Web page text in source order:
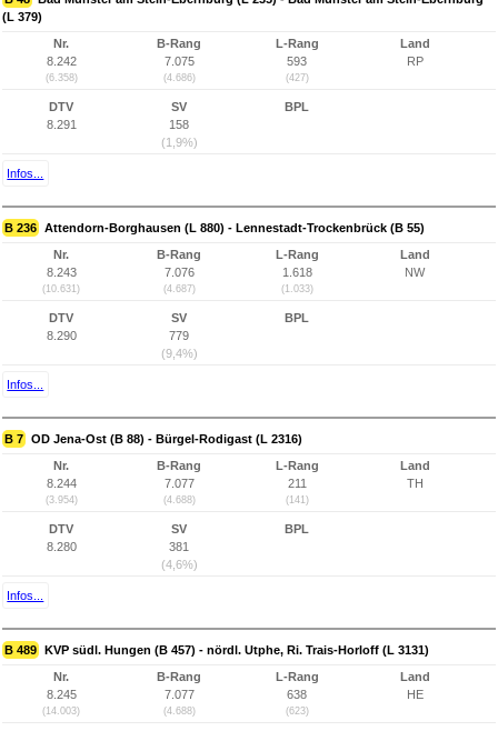
(L 379)
Nr.
8.242
(6.358)
B-Rang
7.075
(4.686)
L-Rang
593
(427)
Land
RP
DTV
8.291
SV
158
(1,9%)
BPL
Infos...
B 236 Attendorn-Borghausen (L 880) - Lennestadt-Trockenbrück (B 55)
Nr.
8.243
(10.631)
B-Rang
7.076
(4.687)
L-Rang
1.618
(1.033)
Land
NW
DTV
8.290
SV
779
(9,4%)
BPL
Infos...
B 7 OD Jena-Ost (B 88) - Bürgel-Rodigast (L 2316)
Nr.
8.244
(3.954)
B-Rang
7.077
(4.688)
L-Rang
211
(141)
Land
TH
DTV
8.280
SV
381
(4,6%)
BPL
Infos...
B 489 KVP südl. Hungen (B 457) - nördl. Utphe, Ri. Trais-Horloff (L 3131)
Nr.
8.245
(14.003)
B-Rang
7.077
(4.688)
L-Rang
638
(623)
Land
HE